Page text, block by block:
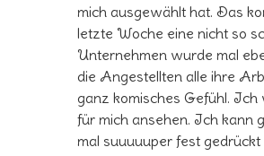
mich ausgewählt hat. Das
letzte Woche eine nicht so
Unternehmen wurde mal
die Angestellten alle ihre
ganz komisches Gefühl. Ich
für mich ansehen. Ich kann
mal suuuuuper fest